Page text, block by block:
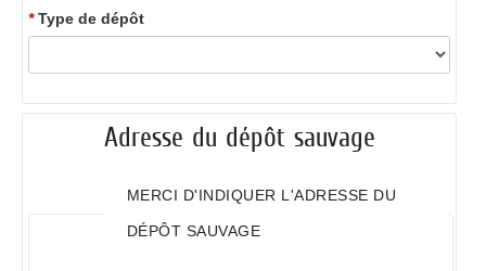
*Type de dépôt
Adresse du dépôt sauvage
MERCI D'INDIQUER L'ADRESSE DU
DÉPÔT SAUVAGE